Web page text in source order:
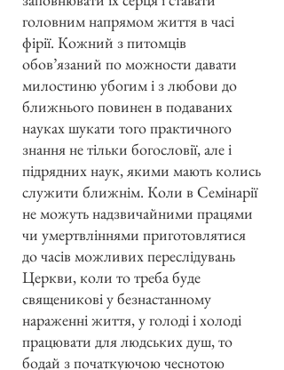
головним напрямом життя в часі
фірії. Кожний з питомців
обов’язаний по можности давати
милостиню убогим і з любови до
ближнього повинен в подаваних
науках шукати того практичного
знання не тільки богословії, але і
підрядних наук, якими мають колись
служити ближнім. Коли в Семінарії
не можуть надзвичайними працями
чи умертвліннями приготовлятися
до часів можливих переслідувань
Церкви, коли то треба буде
священикові у безнастанному
нараженні життя, у голоді і холоді
працювати для людських душ, то
бодай з початкуючою чеснотою